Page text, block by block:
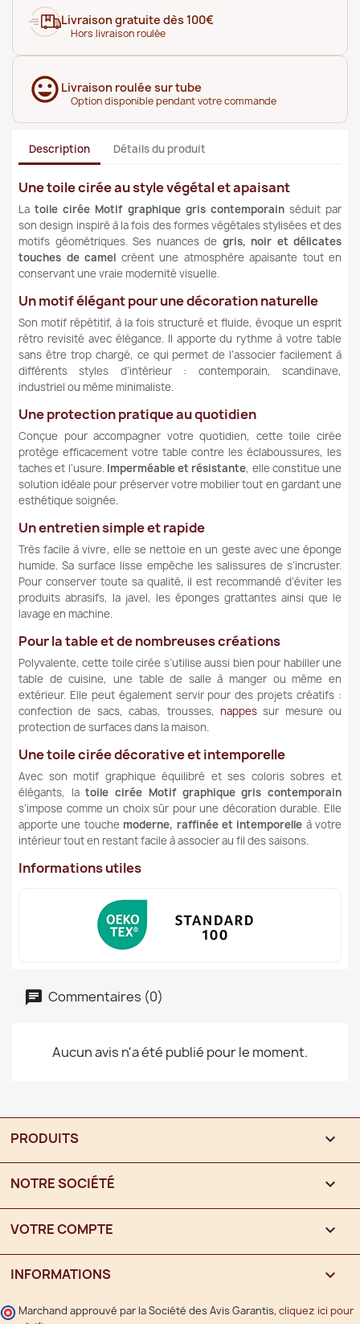
Livraison gratuite dès 100€
Hors livraison roulée
Livraison roulée sur tube
Option disponible pendant votre commande
Description Détails du produit
Une toile cirée au style végétal et apaisant
Latoile cirée Motif graphique gris contemporainséduit par
son design inspiré à la fois des formes végétales stylisées et des
motifs géométriques. Ses nuances de gris, noir et délicates
touches de camel créent une atmosphère apaisante tout en
conservant une vraie modernité visuelle.
Un motif élégant pour une décoration naturelle
Son motif répétitif, à la fois structuré et fluide, évoque un esprit
rétro revisité avec élégance. Il apporte du rythme à votre table
sans être trop chargé, ce qui permet de l’associer facilement à
différents styles d’intérieur : contemporain, scandinave,
industriel ou même minimaliste.
Une protection pratique au quotidien
Conçue pour accompagner votre quotidien, cette toile cirée
protège efficacement votre table contre les éclaboussures, les
taches et l’usure. Imperméable et résistante, elle constitue une
solution idéale pour préserver votre mobilier tout en gardant une
esthétique soignée.
Un entretien simple et rapide
Très facile à vivre, elle se nettoie en un geste avec une éponge
humide. Sa surface lisse empêche les salissures de s’incruster.
Pour conserver toute sa qualité, il est recommandé d’éviter les
produits abrasifs, la javel, les éponges grattantes ainsi que le
lavage en machine.
Pour la table et de nombreuses créations
Polyvalente, cette toile cirée s’utilise aussi bien pour habiller une
table de cuisine, une table de salle à manger ou même en
extérieur. Elle peut également servir pour des projets créatifs :
confection de sacs, cabas, trousses, nappessur mesure ou
protection de surfaces dans la maison.
Une toile cirée décorative et intemporelle
Avec son motif graphique équilibré et ses coloris sobres et
élégants, latoile cirée Motif graphique gris contemporain
s’impose comme un choix sûr pour une décoration durable. Elle
apporte une touche moderne, raffinée et intemporelle à votre
intérieur tout en restant facile à associer au fil des saisons.
Informations utiles
Commentaires (0)
Aucun avis n'a été publié pour le moment.
PRODUITS 
NOTRE SOCIÉTÉ 
VOTRE COMPTE 
INFORMATIONS keyboard_arrow_down
Marchand approuvé par la Société des Avis Garantis, cliquez ici pour